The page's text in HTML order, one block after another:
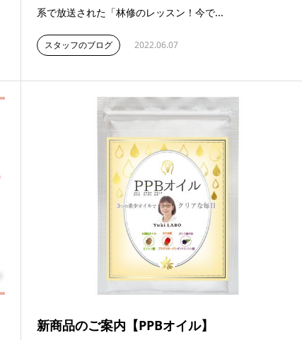
系で放送された「林修のレッスン！今で...
スタッフのブログ 2022.06.07
新商品のご案内【PPBオイル】